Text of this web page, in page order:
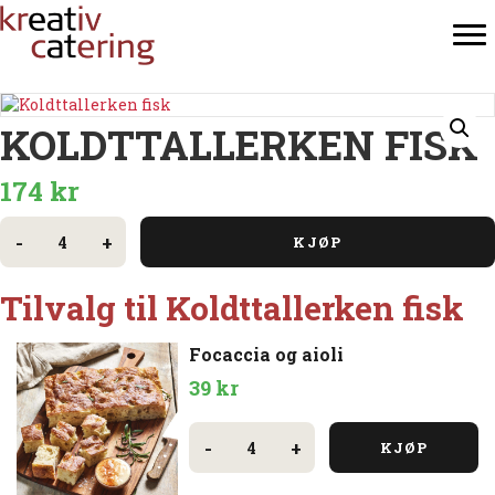
KOLDTTALLERKEN FISK
174 kr
-
Koldttallerken
fisk
antall + KJØP
Tilvalg til Koldttallerken fisk
Focaccia og aioli
39 kr
-
Focaccia
og
aioli
antall
+ KJØP